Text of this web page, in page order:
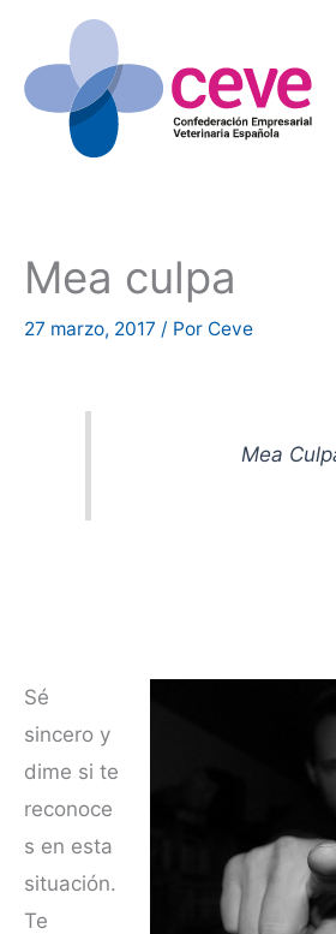
contenido
Mea culpa
27 marzo, 2017 / Por Ceve
Mea
Sé
sincero y
dime si te
reconoce
s en esta
situación.
Te